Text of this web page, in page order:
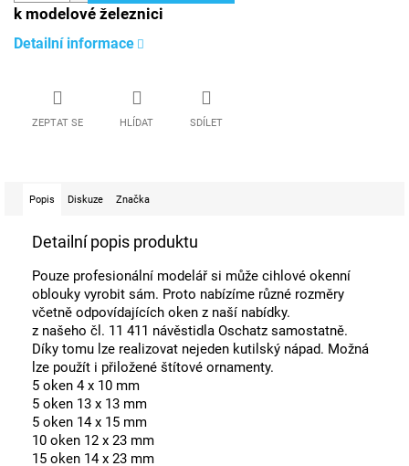
k modelové železnici
Detailní informace
ZEPTAT SE HLÍDAT SDÍLET
Popis Diskuze Značka
Detailní popis produktu
Pouze profesionální modelář si může cihlové okenní
oblouky vyrobit sám. Proto nabízíme různé rozměry
včetně odpovídajících oken z naší nabídky.
z našeho čl. 11 411 návěstidla Oschatz samostatně.
Díky tomu lze realizovat nejeden kutilský nápad. Možná
lze použít i přiložené štítové ornamenty.
5 oken 4 x 10 mm
5 oken 13 x 13 mm
5 oken 14 x 15 mm
10 oken 12 x 23 mm
15 oken 14 x 23 mm